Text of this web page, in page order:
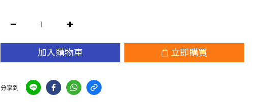
加入購物車 立即購買
分享到